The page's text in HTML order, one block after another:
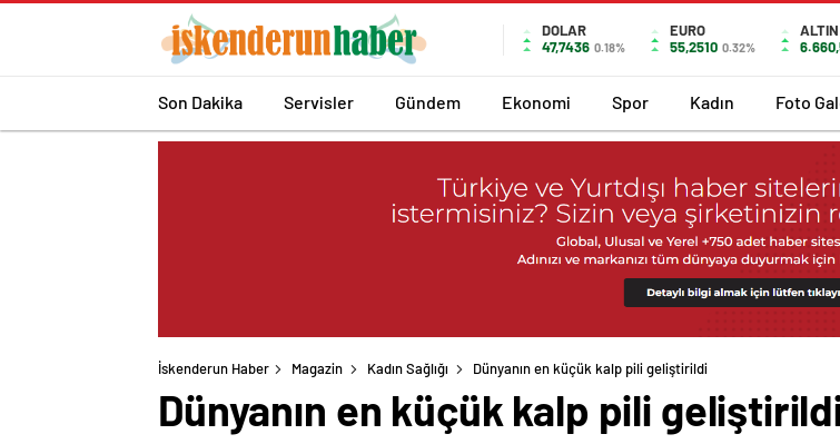
DOLAR
47,7436 0.18%
EURO
55,2510 0.32%
ALTIN
Son Dakika Servisler Gündem Ekonomi Spor Kadın Foto
İskenderun Haber Magazin Kadın Sağlığı Dünyanın en küçük kalp pili geliştirildi
Dünyanın en küçük kalp pili